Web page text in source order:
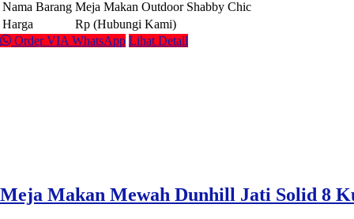
Nama Barang Meja Makan Outdoor Shabby Chic
Harga
Rp (Hubungi Kami)
Order VIA WhatsApp Lihat Detail
Meja Makan Mewah Dunhill Jati Solid 8